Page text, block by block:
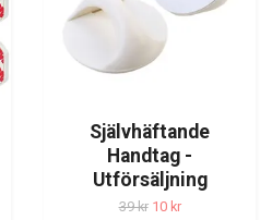
Självhäftande
Handtag -
Utförsäljning
39 kr 10 kr